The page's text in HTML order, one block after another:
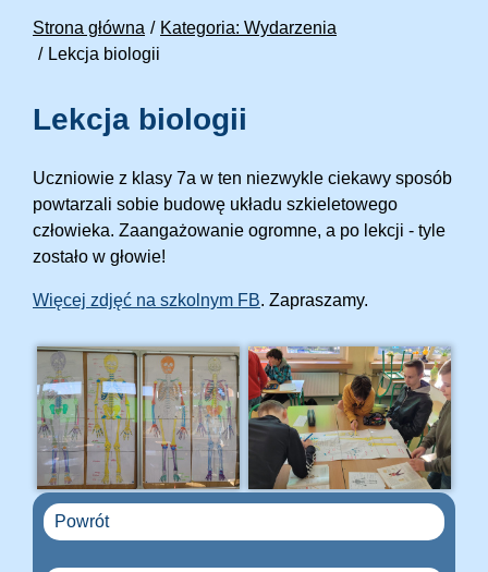
Strona główna
Kategoria: Wydarzenia
Lekcja biologii
Lekcja biologii
Uczniowie z klasy 7a w ten niezwykle ciekawy sposób
powtarzali sobie budowę układu szkieletowego
człowieka. Zaangażowanie ogromne, a po lekcji - tyle
zostało w głowie!
Więcej zdjęć na szkolnym FB. Zapraszamy.
Powrót